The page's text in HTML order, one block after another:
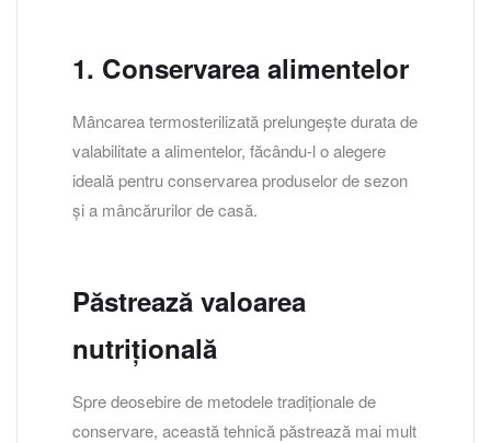
1. Conservarea alimentelor
Mâncarea termosterilizată prelungește durata de
valabilitate a alimentelor, făcându-l o alegere
ideală pentru conservarea produselor de sezon
și a mâncărurilor de casă.
Păstrează valoarea
nutrițională
Spre deosebire de metodele tradiționale de
conservare, această tehnică păstrează mai mult